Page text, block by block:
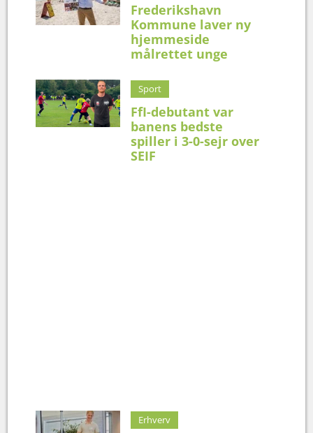
Frederikshavn
Kommune laver ny
hjemmeside
målrettet unge
Sport
FfI-debutant var
banens bedste
spiller i 3-0-sejr over
SEIF
Erhverv